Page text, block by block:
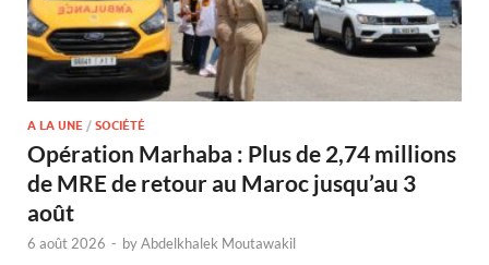
A LA UNE / SOCIÉTÉ
Opération Marhaba : Plus de 2,74 millions
de MRE de retour au Maroc jusqu’au 3
août
6 août 2026 - byAbdelkhalek Moutawakil